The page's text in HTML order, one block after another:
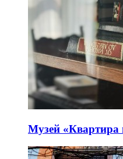
Музей «Квартира